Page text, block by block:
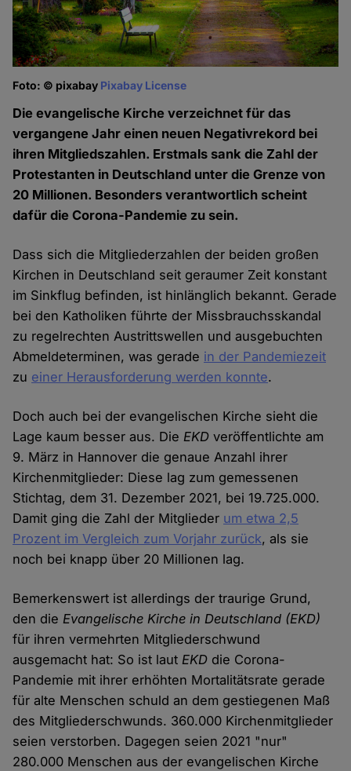
Foto: © pixabay Pixabay License
Die evangelische Kirche verzeichnet für das
vergangene Jahr einen neuen Negativrekord bei
ihren Mitgliedszahlen. Erstmals sank die Zahl der
Protestanten in Deutschland unter die Grenze von
20 Millionen. Besonders verantwortlich scheint
dafür die Corona-Pandemie zu sein.
Dass sich die Mitgliederzahlen der beiden großen
Kirchen in Deutschland seit geraumer Zeit konstant
im Sinkflug befinden, ist hinlänglich bekannt. Gerade
bei den Katholiken führte der Missbrauchsskandal
zu regelrechten Austrittswellen und ausgebuchten
Abmeldeterminen, was gerade in der Pandemiezeit
zu einer Herausforderung werden konnte.
Doch auch bei der evangelischen Kirche sieht die
Lage kaum besser aus. DieEKD veröffentlichte am
9. März in Hannover die genaue Anzahl ihrer
Kirchenmitglieder: Diese lag zum gemessenen
Stichtag, dem 31. Dezember 2021, bei 19.725.000.
Damit ging die Zahl der Mitglieder um etwa 2,5
Prozent im Vergleich zum Vorjahr zurück, als sie
noch bei knapp über 20 Millionen lag.
Bemerkenswert ist allerdings der traurige Grund,
den dieEvangelische Kirche in Deutschland (EKD)
für ihren vermehrten Mitgliederschwund
ausgemacht hat: So ist lautEKD die Corona-
Pandemie mit ihrer erhöhten Mortalitätsrate gerade
für alte Menschen schuld an dem gestiegenen Maß
des Mitgliederschwunds. 360.000 Kirchenmitglieder
seien verstorben. Dagegen seien 2021 "nur"
280.000 Menschen aus der evangelischen Kirche